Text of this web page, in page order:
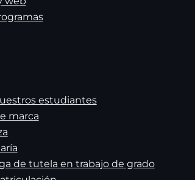
estudiantes
marca
de tutela en trabajo de grado